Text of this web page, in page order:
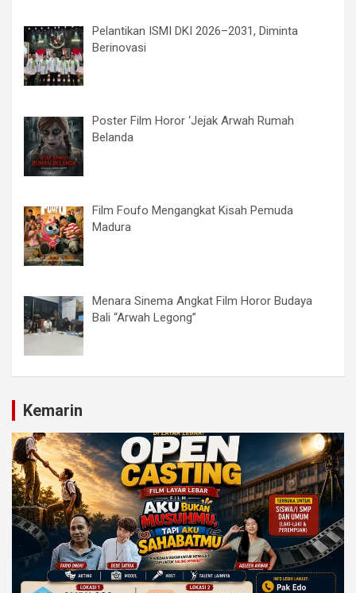
Pelantikan ISMI DKI 2026–2031, Diminta
Berinovasi
Poster Film Horor ‘Jejak Arwah Rumah
Belanda
Film Foufo Mengangkat Kisah Pemuda
Madura
Menara Sinema Angkat Film Horor Budaya
Bali “Arwah Legong”
Kemarin